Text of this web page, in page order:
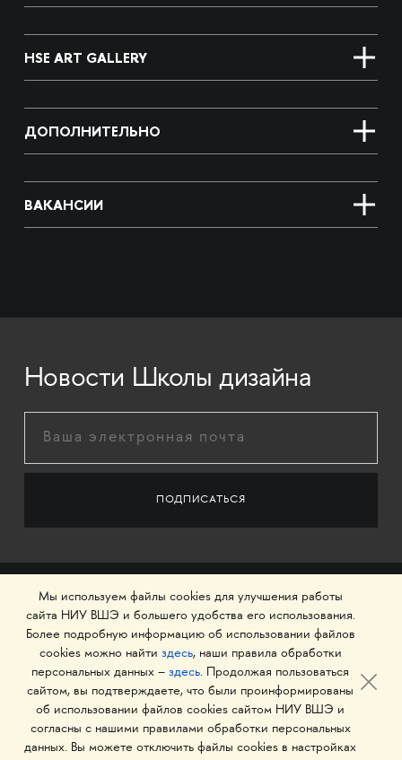
HSE ART GALLERY
ДОПОЛНИТЕЛЬНО
ВАКАНСИИ
Новости Школы дизайна
© 1993–2026 Национальный исследовательский
университет «Высшая школа экономики»
Мы используем файлы cookies для улучшения работы
сайта НИУ ВШЭ и большего удобства его использования.
Более подробную информацию об использовании файлов
cookies можно найти здесь, наши правила обработки
персональных данных – здесь. Продолжая пользоваться
сайтом, вы подтверждаете, что были проинформированы
об использовании файлов cookies сайтом НИУ ВШЭ и
согласны с нашими правилами обработки персональных
данных. Вы можете отключить файлы cookies в настройках